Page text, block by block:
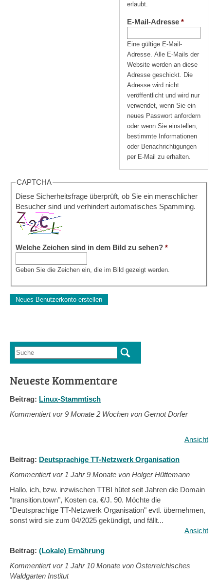
erlaubt.
E-Mail-Adresse *
Eine gültige E-Mail-
Adresse. Alle E-Mails der
Website werden an diese
Adresse geschickt. Die
Adresse wird nicht
veröffentlicht und wird nur
verwendet, wenn Sie ein
neues Passwort anfordern
oder wenn Sie einstellen,
bestimmte Informationen
oder Benachrichtigungen
per E-Mail zu erhalten.
CAPTCHA
Diese Sicherheitsfrage überprüft, ob Sie ein menschlicher
Besucher sind und verhindert automatisches Spamming.
Welche Zeichen sind in dem Bild zu sehen? *
Geben Sie die Zeichen ein, die im Bild gezeigt werden.
Suchformular
Suche
Neueste Kommentare
Beitrag: Linux-Stammtisch
Kommentiert vor9 Monate 2 Wochen von Gernot Dorfer
Ansicht
Beitrag: Deutsprachige TT-Netzwerk Organisation
Kommentiert vor 1 Jahr 9 Monate von Holger Hüttemann
Hallo, ich, bzw. inzwischen TTBI hütet seit Jahren die Domain
"transition.town", Kosten ca. €/J. 90. Möchte die
"Deutsprachige TT-Netzwerk Organisation" evtl. übernehmen,
sonst wird sie zum 04/2025 gekündigt, und fällt...
Ansicht
Beitrag: (Lokale) Ernährung
Kommentiert vor 1 Jahr 10 Monate von Österreichisches
Waldgarten Institut